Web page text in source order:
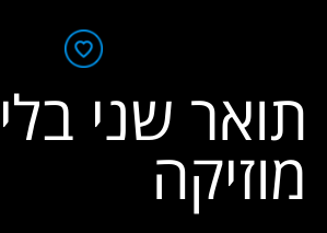
תואר שני
מוזיקה